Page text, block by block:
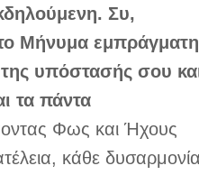
Συ,
Μήνυμα εμπράγματη
υπόστασής σου
τα πάντα
Φως και Ήχους
κάθε